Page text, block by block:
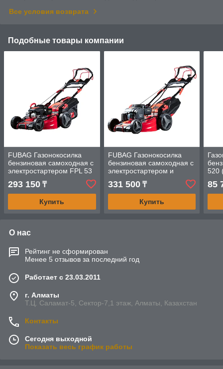
Все условия возврата
Подобные товары компании
FUBAG Газонокосилка
бензиновая самоходная с
электростартером FPL 53
293 150 ₸
Купить
FUBAG Газонокосилка
бензиновая самоходная с
электростартером и
регулировкой скорости
FPL 53 SMV ES
331 500₸
Купить
520
85
О нас
Рейтинг не сформирован
Менее 5 отзывов за последний год
Работает с 23.03.2011
г. Алматы
Т.Ц. Саламат-5, Cектор-7,1 этаж, Алматы, Казахстан
Контакты
Сегодня выходной
Показать весь график работы